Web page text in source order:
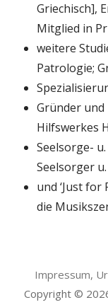
Griechisch],
Mitglied in
weitere
Patrologie;
Gründer
Hilfswerkes
Seelsorge-
Seelsorger
und ‘Just for
die
Impressum,
Copyright ©